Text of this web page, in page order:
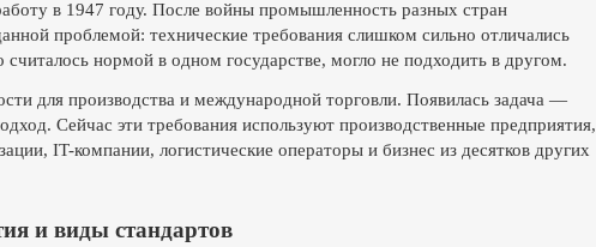
в 1947 году. После войны промышленность разных стран
проблемой: технические требования слишком сильно отличались
считалось нормой в одном государстве, могло не подходить в другом.
для производства и международной торговли. Появилась задача —
Сейчас эти требования используют производственные предприятия,
IT-компании, логистические операторы и бизнес из десятков других
и виды стандартов